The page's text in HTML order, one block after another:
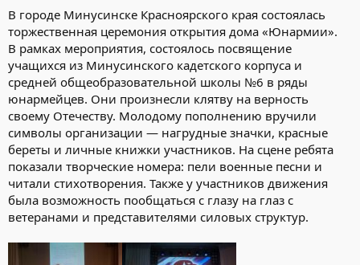
В городе Минусинске Красноярского края состоялась
торжественная церемония открытия дома «Юнармии».
В рамках мероприятия, состоялось посвящение
учащихся из Минусинского кадетского корпуса и
средней общеобразовательной школы №6 в ряды
юнармейцев. Они произнесли клятву на верность
своему Отечеству. Молодому пополнению вручили
символы организации — нагрудные значки, красные
береты и личные книжки участников. На сцене ребята
показали творческие номера: пели военные песни и
читали стихотворения. Также у участников движения
была возможность пообщаться с глазу на глаз с
ветеранами и представителями силовых структур.